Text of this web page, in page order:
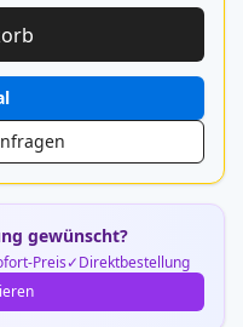
gewünscht?
Preis
Direktbestellung